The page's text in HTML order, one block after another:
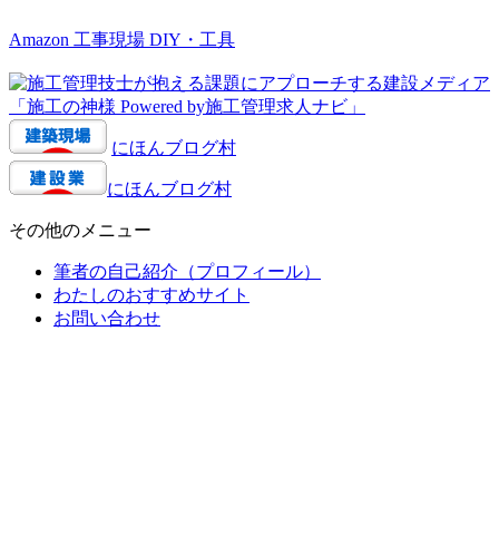
Amazon 工事現場 DIY・工具
にほんブログ村
にほんブログ村
その他のメニュー
筆者の自己紹介（プロフィール）
わたしのおすすめサイト
お問い合わせ